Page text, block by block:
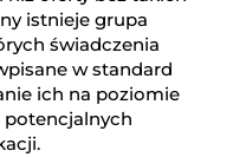
istnieje grupa
świadczenia
w standard
ich na poziomie
potencjalnych